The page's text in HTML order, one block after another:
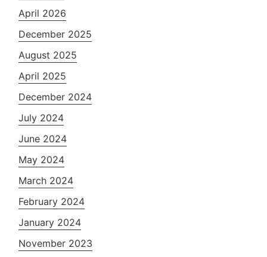
April 2026
December 2025
August 2025
April 2025
December 2024
July 2024
June 2024
May 2024
March 2024
February 2024
January 2024
November 2023